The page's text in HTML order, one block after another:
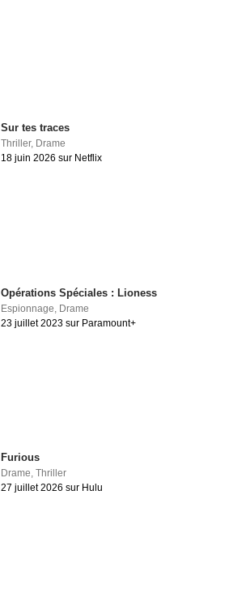
Sur tes traces
Thriller, Drame
18 juin 2026 sur Netflix
Opérations Spéciales : Lioness
Espionnage Drame
23 juillet 2023 sur Paramount+
Furious
Drame,Thriller
27 juillet 2026 sur Hulu